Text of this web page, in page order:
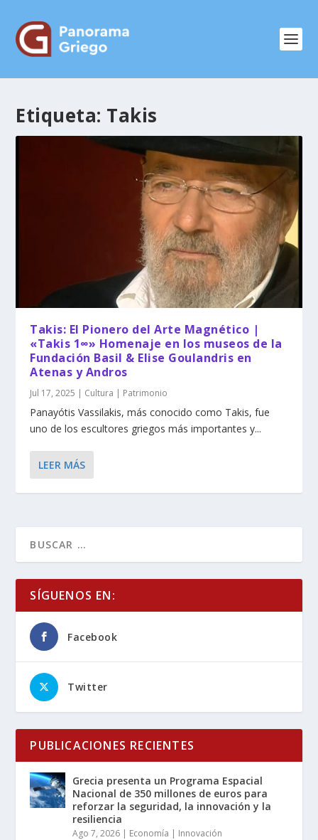
Etiqueta: Takis
Takis: El Pionero del Arte Magnético |
«Takis 1∞» Homenaje en los museos de la
Fundación Basil & Elise Goulandris en
Atenas y Andros
Jul 17, 2025 | Cultura | Patrimonio
Panayótis Vassilakis, más conocido como Takis, fue
uno de los escultores griegos más importantes y...
LEER MÁS
SÍGUENOS EN:
Facebook
Twitter
PUBLICACIONES RECIENTES
Grecia presenta un Programa Espacial
Nacional de 350 millones de euros para
reforzar la seguridad, la innovación y la
resiliencia
Ago 7, 2026 | Economía | Innovación